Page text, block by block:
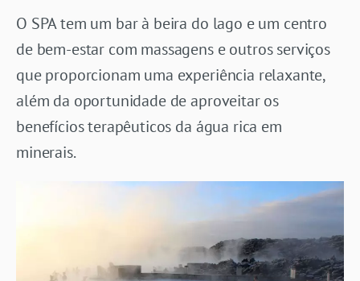
O SPA tem um bar à beira do lago e um centro
de bem-estar com massagens e outros serviços
que proporcionam uma experiência relaxante,
além da oportunidade de aproveitar os
benefícios terapêuticos da água rica em
minerais.